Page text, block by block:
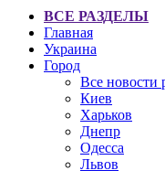
ВСЕ РАЗДЕЛЫ
Главная
Украина
Город
Все новости
Киев
Харьков
Днепр
Одесса
Львов